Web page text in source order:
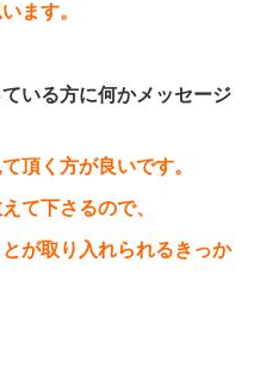
ます。
いる方に何かメッセージ
頂く方が良いです。
て下さるので、
が取り入れられるきっか